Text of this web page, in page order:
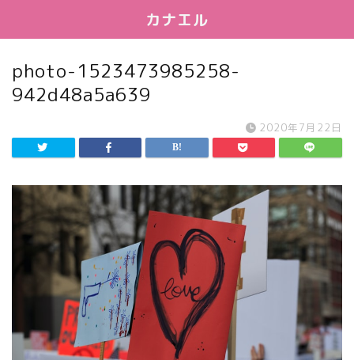
カナエル
photo-1523473985258-
942d48a5a639
2020年7月22日